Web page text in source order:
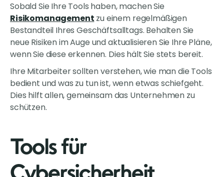
Sobald Sie Ihre Tools haben, machen Sie
Risikomanagement zu einem regelmäßigen
Bestandteil Ihres Geschäftsalltags. Behalten Sie
neue Risiken im Auge und aktualisieren Sie Ihre Pläne,
wenn Sie diese erkennen. Dies hält Sie stets bereit.
Ihre Mitarbeiter sollten verstehen, wie man die Tools
bedient und was zu tun ist, wenn etwas schiefgeht.
Dies hilft allen, gemeinsam das Unternehmen zu
schützen.
Tools für